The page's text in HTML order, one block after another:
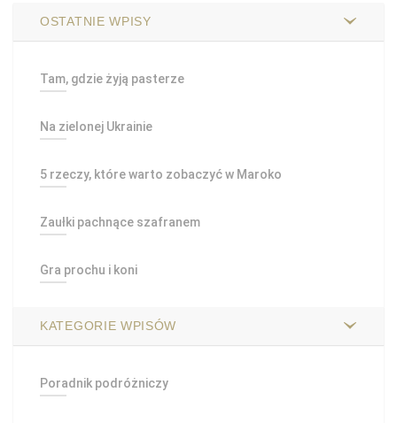
OSTATNIE WPISY
Tam, gdzie żyją pasterze
Na zielonej Ukrainie
5 rzeczy, które warto zobaczyć w Maroko
Zaułki pachnące szafranem
Gra prochu i koni
KATEGORIE WPISÓW
Poradnik podróżniczy